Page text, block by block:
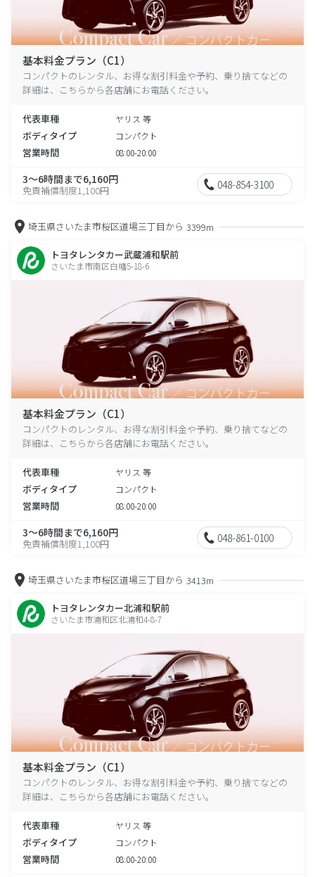
基本料金プラン（C1）
コンパクトのレンタル、お得な割引料金や予約、乗り捨てなどの
詳細は、こちらから各店舗にお電話ください。
代表車種 ヤリス 等
ボディタイプ コンパクト
営業時間 08:00-20:00
3～6時間まで6,160円
免責補償制度1,100円 048-854-3100
埼玉県さいたま市桜区道場三丁目から 3399m
トヨタレンタカー武蔵浦和駅前
さいたま市南区白幡5-18-6
基本料金プラン（C1）
コンパクトのレンタル、お得な割引料金や予約、乗り捨てなどの
詳細は、こちらから各店舗にお電話ください。
代表車種 ヤリス 等
ボディタイプ コンパクト
営業時間 08:00-20:00
3～6時間まで6,160円
免責補償制度1,100円 048-861-0100
埼玉県さいたま市桜区道場三丁目から 3413m
トヨタレンタカー北浦和駅前
さいたま市浦和区北浦和4-8-7
基本料金プラン（C1）
コンパクトのレンタル、お得な割引料金や予約、乗り捨てなどの
詳細は、こちらから各店舗にお電話ください。
代表車種 ヤリス 等
ボディタイプ コンパクト
営業時間 08:00-20:00